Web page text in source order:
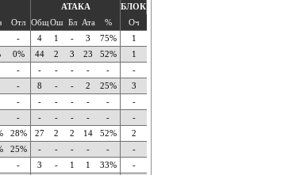
АТАКА
БЛОК
Отл ОбщОш Бл Ата % Оч
- 4 1 - 3 75% 1
0% 44 2 3 23 52% 1
- - - - - - -
- 8 - - 2 25% 3
- - - - - - -
- - - - - - -
28% 27 2 2 14 52% 2
25% - - - - - -
- 3 - 1 1 33% -